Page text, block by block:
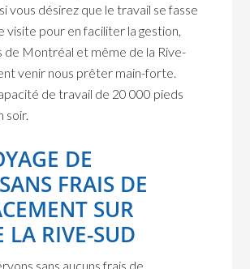
vous désirez que le travail se fasse
visite pour en faciliter la gestion,
de Montréal et même de la Rive-
venir nous prêter main-forte.
de travail de 20 000 pieds
soir.
DE
FRAIS DE
SUR
LA RIVE-SUD
sans aucuns frais de